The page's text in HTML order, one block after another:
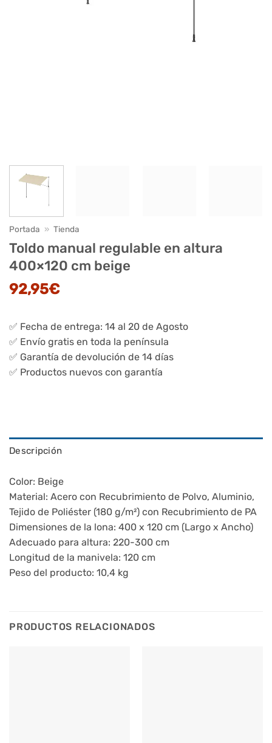
Portada » Tienda
Toldo manual regulable en altura
400×120 cm beige
92,95€
✅ Fecha de entrega: 14 al 20 de Agosto
✅ Envío gratis en toda la península
✅ Garantía de devolución de 14 días
✅ Productos nuevos con garantía
Descripción
Color: Beige
Material: Acero con Recubrimiento de Polvo, Aluminio,
Tejido de Poliéster (180 g/m²) con Recubrimiento de PA
Dimensiones de la lona: 400 x 120 cm (Largo x Ancho)
Adecuado para altura: 220-300 cm
Longitud de la manivela: 120 cm
Peso del producto: 10,4 kg
PRODUCTOS RELACIONADOS